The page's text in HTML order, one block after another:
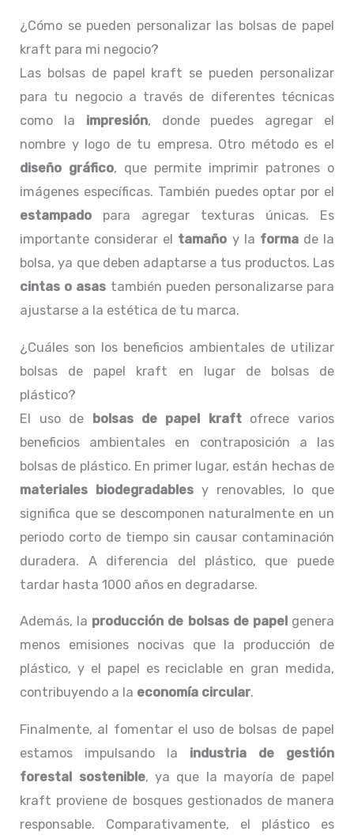
¿Cómo se pueden personalizar las bolsas de papel
kraft para mi negocio?
Las bolsas de papel kraft se pueden personalizar
para tu negocio a través de diferentes técnicas
como la impresión, donde puedes agregar el
nombre y logo de tu empresa. Otro método es el
diseño gráfico, que permite imprimir patrones o
imágenes específicas. También puedes optar por el
estampado para agregar texturas únicas. Es
importante considerar el tamaño y la formade la
bolsa, ya que deben adaptarse a tus productos. Las
cintas o asas también pueden personalizarse para
ajustarse a la estética de tu marca.
¿Cuáles son los beneficios ambientales de utilizar
bolsas de papel kraft en lugar de bolsas de
plástico?
El uso de bolsas de papel kraftofrece varios
beneficios ambientales en contraposición a las
bolsas de plástico. En primer lugar, están hechas de
materiales biodegradables y renovables, lo que
significa que se descomponen naturalmente en un
periodo corto de tiempo sin causar contaminación
duradera. A diferencia del plástico, que puede
tardar hasta 1000 años en degradarse.
Además, la producción de bolsas de papel genera
menos emisiones nocivas que la producción de
plástico, y el papel es reciclable en gran medida,
contribuyendo a la economía circular.
Finalmente, al fomentar el uso de bolsas de papel
estamos impulsando la industria de gestión
forestal sostenible, ya que la mayoría de papel
kraft proviene de bosques gestionados de manera
responsable. Comparativamente, el plástico es